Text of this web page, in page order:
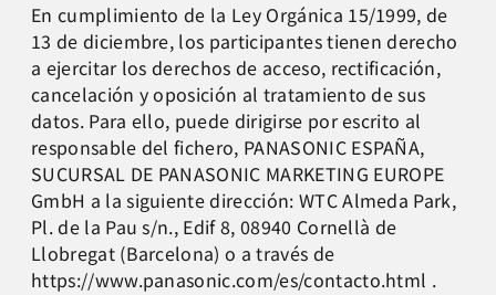
En cumplimiento de la Ley Orgánica 15/1999, de
13 de diciembre, los participantes tienen derecho
a ejercitar los derechos de acceso, rectificación,
cancelación y oposición al tratamiento de sus
datos. Para ello, puede dirigirse por escrito al
responsable del fichero, PANASONIC ESPAÑA,
SUCURSAL DE PANASONIC MARKETING EUROPE
GmbH a la siguiente dirección: WTC Almeda Park,
Pl. de la Pau s/n., Edif 8, 08940 Cornellà de
Llobregat (Barcelona) o a través de
https://www.panasonic.com/es/contacto.html .